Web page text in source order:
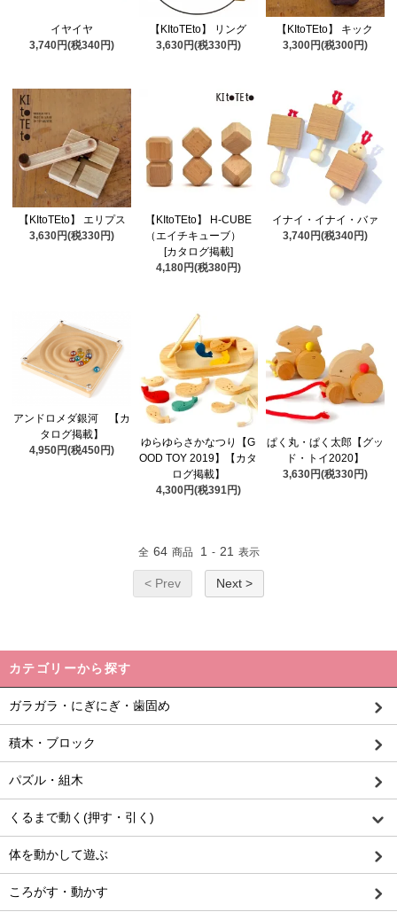
イヤイヤ
3,740円(税340円)
【KItoTEto】 リング
3,630円(税330円)
【KItoTEto】 キック
3,300円(税300円)
【KItoTEto】 エリプス
3,630円(税330円)
【KItoTEto】 H-CUBE
（エイチキューブ）
[カタログ掲載]
4,180円(税380円)
イナイ・イナイ・バァ
3,740円(税340円)
アンドロメダ銀河 【カ
タログ掲載】
4,950円(税450円)
ゆらゆらさかなつり【G
OOD TOY 2019】【カタ
ログ掲載】
4,300円(税391円)
ぱく丸・ぱく太郎【グッ
ド・トイ2020】
3,630円(税330円)
全 64 商品 1 - 21 表示
< Prev Next >
カテゴリーから探す
ガラガラ・にぎにぎ・歯固め
積木・ブロック
パズル・組木
くるまで動く(押す・引く)
体を動かして遊ぶ
ころがす・動かす